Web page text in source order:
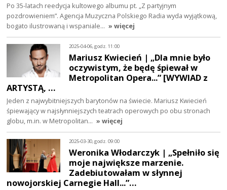
Po 35-latach reedycja kultowego albumu pt. „Z partyjnym
pozdrowieniem”. Agencja Muzyczna Polskiego Radia wyda wyjątkową,
bogato ilustrowaną i wspaniale… » więcej
2025-04-06, godz. 11:00
Mariusz Kwiecień | „Dla mnie było
oczywistym, że będę śpiewał w
Metropolitan Opera...” [WYWIAD z
ARTYSTĄ, …
Jeden z najwybitniejszych barytonów na świecie. Mariusz Kwiecień
śpiewający w najsłynniejszych teatrach operowych po obu stronach
globu, m.in. w Metropolitan… » więcej
2025-03-30, godz. 09:00
Weronika Włodarczyk | „Spełniło się
moje największe marzenie.
Zadebiutowałam w słynnej
nowojorskiej Carnegie Hall...”…